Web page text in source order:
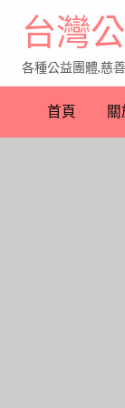
台灣
各種公益團體,慈
首頁 關